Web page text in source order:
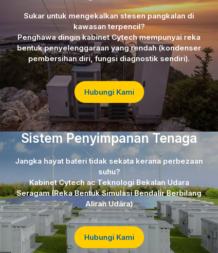
Sukar untuk mengekalkan stesen pangkalan di
kawasan terpencil?
Penghawa dingin kabinet Cytech mempunyai reka
bentuk penyelenggaraan yang rendah (kondenser
pembersihan diri, fungsi diagnostik sendiri).
Hubungi Kami
Sistem Penyimpanan Tenaga
Jangka hayat bateri tidak sekata kerana perbezaan
suhu?
Kabinet Cytech ac Teknologi Bekalan Udara
Seragam (Reka Bentuk Simulasi Bendalir Berbilang
Aliran Udara)
Hubungi Kami